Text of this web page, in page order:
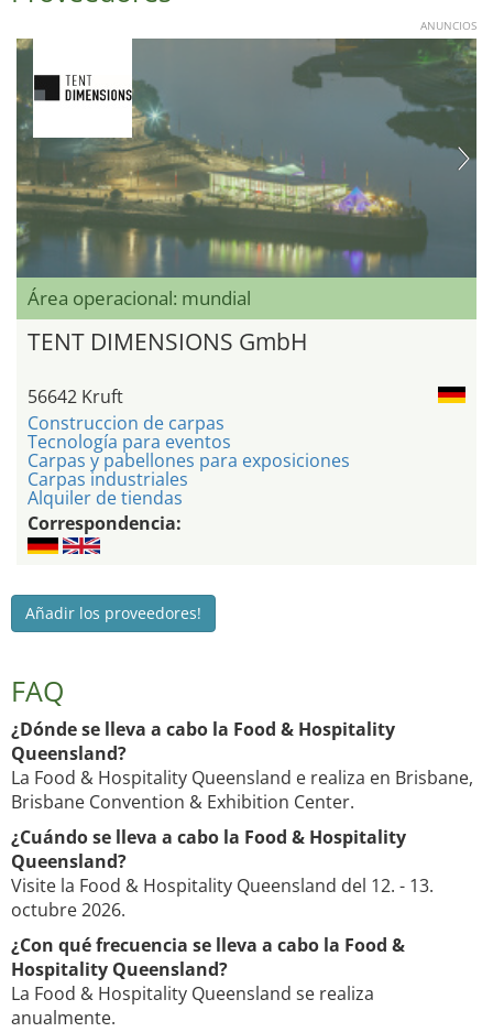
ANUNCIOS
Área operacional: mundial
TENT DIMENSIONS GmbH
56642 Kruft
Construccion de carpas
Tecnología para eventos
Carpas y pabellones para exposiciones
Carpas industriales
Alquiler de tiendas
Correspondencia:
Añadir los proveedores!
FAQ
¿Dónde se lleva a cabo la Food & Hospitality
Queensland?
La Food & Hospitality Queensland e realiza en Brisbane,
Brisbane Convention & Exhibition Center.
¿Cuándo se lleva a cabo la Food & Hospitality
Queensland?
Visite la Food & Hospitality Queensland del 12. - 13.
octubre 2026.
¿Con qué frecuencia se lleva a cabo la Food &
Hospitality Queensland?
La Food & Hospitality Queensland se realiza
anualmente.